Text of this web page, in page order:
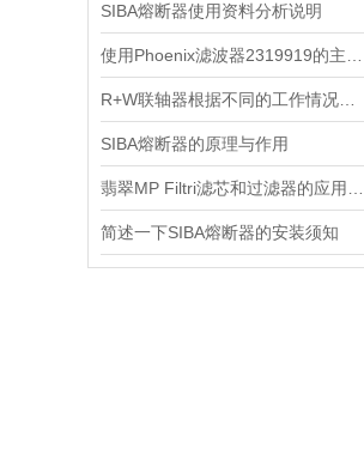
SIBA熔断器使用资料分析说明
SIBA熔断器的原理与作用
简述一下SIBA熔断器的安装须知